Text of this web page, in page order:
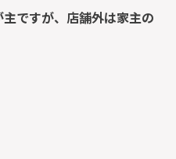
ですが、店舗外は家主の